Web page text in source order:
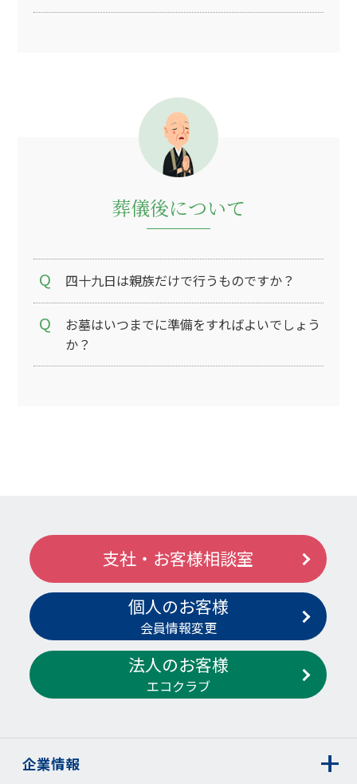
葬儀後について
四十九日は親族だけで行うものですか？
お墓はいつまでに準備をすればよいでしょう
か？
支社・お客様相談室
個人のお客様
会員情報変更
法人のお客様
エコクラブ
企業情報